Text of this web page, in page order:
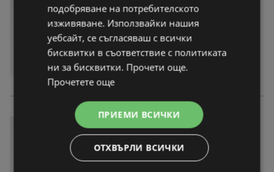
подобряване на потребителското
изживяване. Използвайки нашия
уебсайт, се съгласяваш с всички
бисквитки в съответствие с политиката
ни за бисквитки. Прочети още.
Прочетете още
ПРИЕМИ ВСИЧКИ
ОТХВЪРЛИ ВСИЧКИ